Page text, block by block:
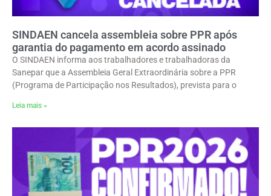
SINDAEN cancela assembleia sobre PPR após
garantia do pagamento em acordo assinado
O SINDAEN informa aos trabalhadores e trabalhadoras da
Sanepar que a Assembleia Geral Extraordinária sobre a PPR
(Programa de Participação nos Resultados), prevista para o
Leia mais »